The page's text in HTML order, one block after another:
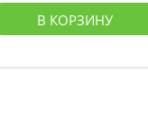
В КОРЗИНУ